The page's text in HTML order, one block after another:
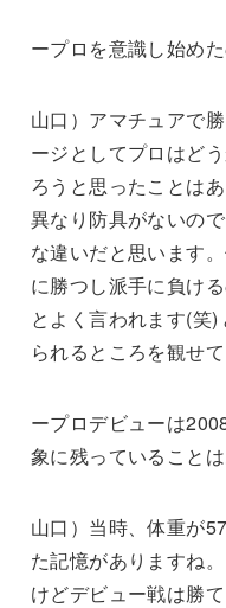
ープロを意識し始め
山口）アマチュアで
ージとしてプロはど
ろうと思ったことは
異なり防具がないの
な違いだと思います
に勝つし派手に負け
とよく言われます(笑
られるところを観せ
ープロデビューは
象に残っていることは
山口）当時、体重が
た記憶がありますね
けどデビュー戦は勝